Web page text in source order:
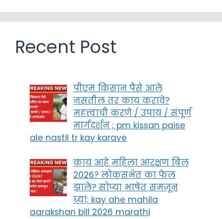
Recent Post
पीएम किसान पैसे आले
नसतील तर काय करावे?
महत्त्वाची करणे / उपाय / संपूर्ण
मार्गदर्शन ; pm kissan paise
ale nastil tr kay karave
काय आहे महिला आरक्षण बिल
2026? लोकसभेत का फेल
झाले? सोप्या भाषेत समजून
घ्या; kay ahe mahila
aarakshan bill 2026 marathi